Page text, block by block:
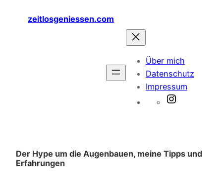
zeitlosgeniessen.com
Über mich
Datenschutz
Impressum
Der Hype um die Augenbauen, meine Tipps und
Erfahrungen